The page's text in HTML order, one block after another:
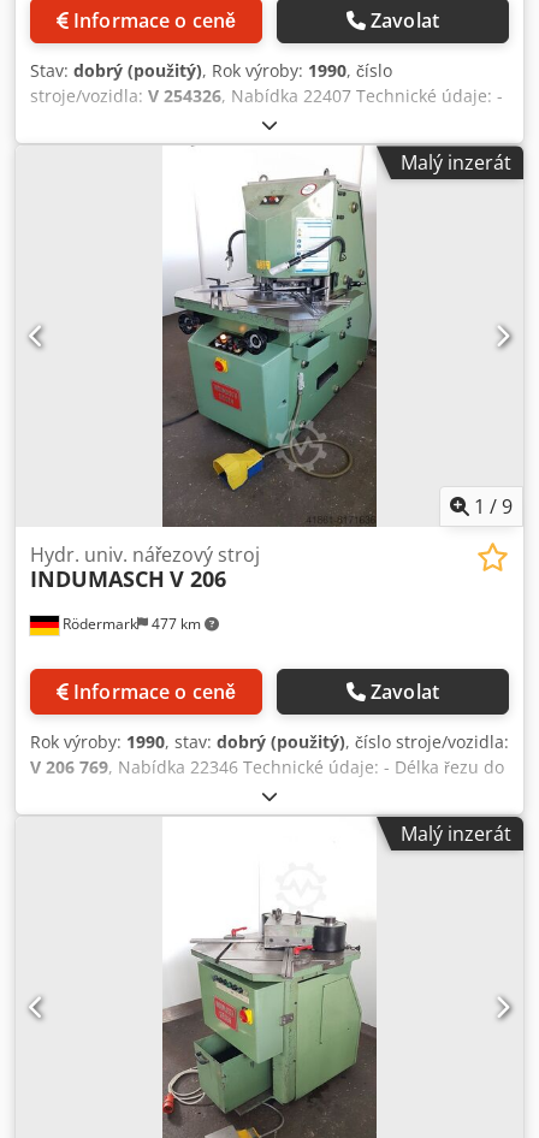
Informace o ceně Zavolat
Stav: dobrý (použitý), Rok výroby: 1990, číslo
stroje/vozidla: V 254326, Nabídka 22407 Technické údaje: -
Délka řezu 250 mm - Úhel řezu 90° - Tloušťka řezu - měkká
ocel do 4 mm - Nerezová ocel do 3 mm - Hliník do 5 mm -
Rychlost zdvihu až cca 55 /min - Velikost stolu Š 800 x D
800 mm - Pracovní výška cca 940 mm Dodpeif Aqvsfx
Akpock - Délkově a stupňovitě plynule nastavitelné zarážky
- Pohon 400 V / 4 kW - Olejová náplň 50 l - E - nožní spínač -
Potřeba místa cca Š 800 x V 1250 x H 900 mm - Hmotnost
Malý inzerát
1 /9
Rödermark 477 km
Hydr. univ. nářezový stroj
INDUMASCH V 206
Informace o ceně Zavolat
Rok výroby: 1990, stav: dobrý (použitý), číslo stroje/vozidla:
V 206 769, Nabídka 22346 Technické údaje: - Délka řezu do
200 mm Dodpfx Akoi Hpdyopsck - Tloušťka řezu - ocel do 6
mm - nerezová ocel do 4 mm - plynulé nastavení úhlu řezu
30 - 135° - rychlost zdvihu 60 1/min - opěrná plocha stolu s
mm - Pohon 400 V / 2,2 kW - E. - Nožní spínač - Potřeba
místa cca Š 1000 x V 1650 x H 1700 mm - Hmotnost cca
Malý inzerát